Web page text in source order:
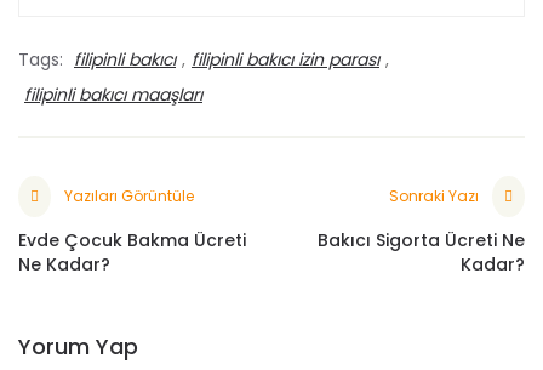
Tags: filipinli bakıcı , filipinli bakıcı izin parası ,
filipinli bakıcı maaşları
Yazıları Görüntüle
Evde Çocuk Bakma Ücreti
Ne Kadar?
Sonraki Yazı
Bakıcı Sigorta Ücreti Ne
Kadar?
Yorum Yap